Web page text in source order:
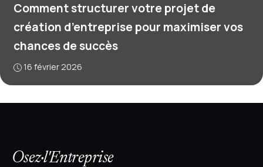
Comment structurer votre projet de
création d’entreprise pour maximiser vos
chances de succès
16 février 2026
Osez·l'Entreprise